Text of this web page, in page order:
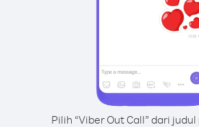
Pilih “Viber Out Call” dari